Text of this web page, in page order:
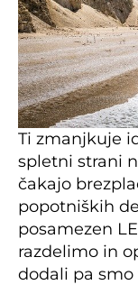
Ti zmanjkuje
spletni strani
čakajo
popotniških
posamezen
razdelimo in
dodali pa